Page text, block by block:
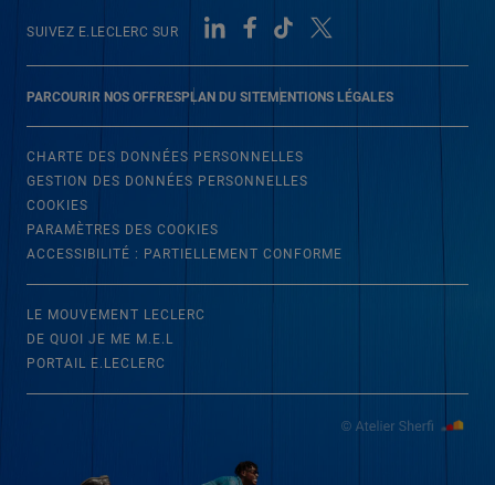
PARCOURIR NOS OFFRESPLAN DU SITEMENTIONS LÉGALES
SUIVEZ E.LECLERC SUR
CHARTE DES DONNÉES PERSONNELLES
GESTION DES DONNÉES PERSONNELLES
COOKIES
PARAMÈTRES DES COOKIES
ACCESSIBILITÉ : PARTIELLEMENT CONFORME
LE MOUVEMENT LECLERC
DE QUOI JE ME M.E.L
PORTAIL E.LECLERC